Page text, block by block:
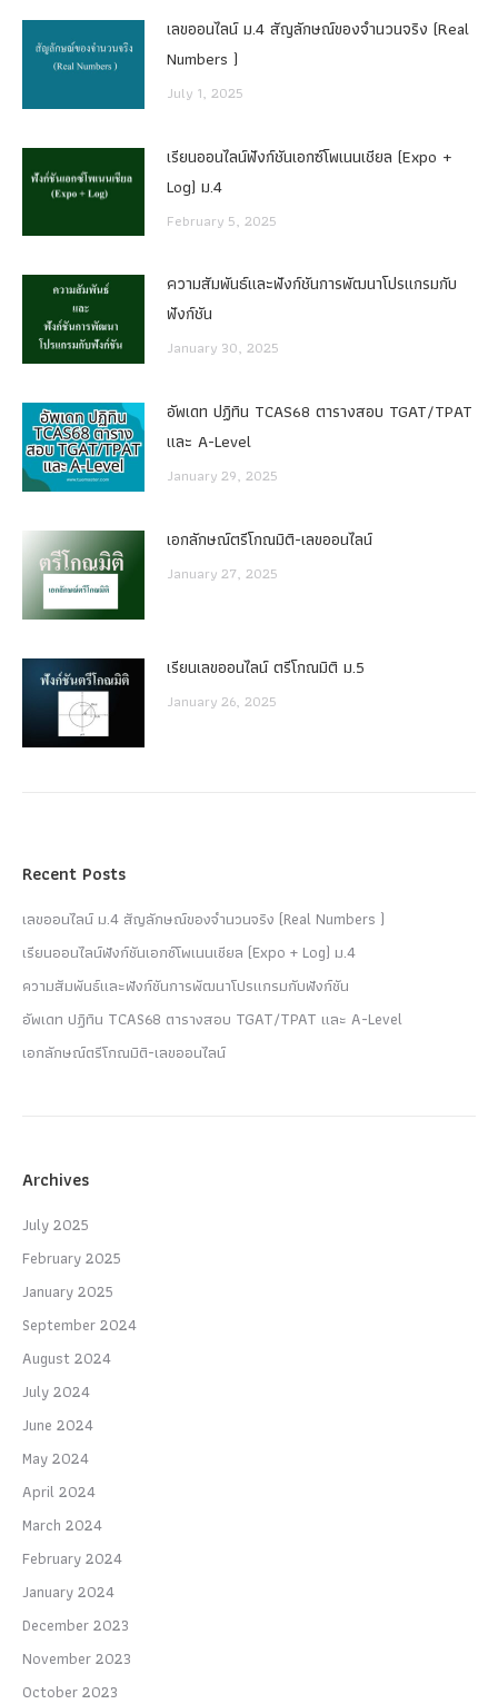
เลขออนไลน์ ม.4 สัญลักษณ์ของจำนวนจริง (Real
Numbers )
July 1, 2025
เรียนออนไลน์ฟังก์ชันเอกซ์โพเนนเชียล (Expo +
Log) ม.4
February 5, 2025
ความสัมพันธ์และฟังก์ชันการพัฒนาโปรแกรมกับ
ฟังก์ชัน
January 30, 2025
อัพเดท ปฏิทิน TCAS68 ตารางสอบ TGAT/TPAT
และ A-Level
January 29, 2025
เอกลักษณ์ตรีโกณมิติ-เลขออนไลน์
January 27, 2025
เรียนเลขออนไลน์ ตรีโกณมิติ ม.5
January 26, 2025
Recent Posts
เลขออนไลน์ ม.4 สัญลักษณ์ของจำนวนจริง (Real Numbers )
เรียนออนไลน์ฟังก์ชันเอกซ์โพเนนเชียล (Expo + Log) ม.4
ความสัมพันธ์และฟังก์ชันการพัฒนาโปรแกรมกับฟังก์ชัน
อัพเดท ปฏิทิน TCAS68 ตารางสอบ TGAT/TPAT และ A-Level
เอกลักษณ์ตรีโกณมิติ-เลขออนไลน์
Archives
July 2025
February 2025
January 2025
September 2024
August 2024
July 2024
June 2024
May 2024
April 2024
March 2024
February 2024
January 2024
December 2023
November 2023
October 2023